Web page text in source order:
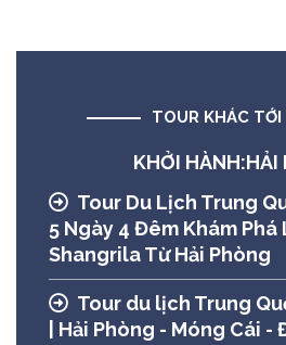
TOUR KHÁC
KHỞI HÀNH:HẢI
Tour Du Lịch Trung
5 Ngày 4 Đêm Khám Phá
Shangrila Từ Hải Phòng
Tour du lịch Trung
| Hải Phòng - Móng Cái -